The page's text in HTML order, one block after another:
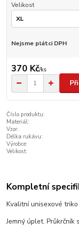
Velikost
Nejsme plátci DPH
370 Kč/ks
Číslo produktu:
Materiál:
Vzor:
Délka rukávu:
Výrobce:
Velikost:
Kompletní
Kvalitní unisexové
Jemný úplet.